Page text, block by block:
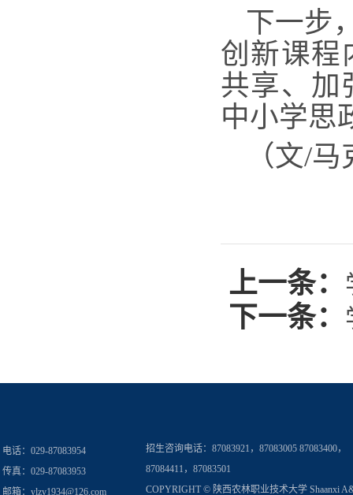
下一步
创新课程
共享、加
中小学思
（文/
上一条：
下一条：
电话：029-87083954
传真：029-87083953
邮箱： ylzy1934@126.com
招生咨询电话： 87083921，87083005 87083400，
87084411，87083501
COPYRIGHT © 陕西农林职业技术大学 Shaanxi